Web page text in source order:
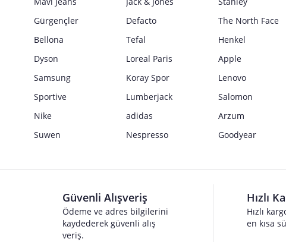
Gürgençler
Defacto
The North Face
Bellona
Tefal
Henkel
Dyson
Loreal Paris
Apple
Samsung
Koray Spor
Lenovo
Sportive
Lumberjack
Salomon
Nike
adidas
Arzum
Suwen
Nespresso Goodyear
Güvenli Alışveriş
Ödeme ve adres bilgilerini
kaydederek güvenli alış
veriş.
Hızlı
Hızlı
en kısa